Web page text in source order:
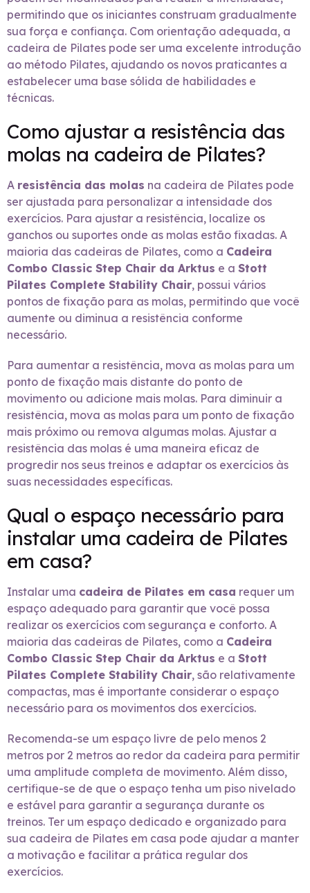
permitindo que os iniciantes construam gradualmente
sua força e confiança. Com orientação adequada, a
cadeira de Pilates pode ser uma excelente introdução
ao método Pilates, ajudando os novos praticantes a
estabelecer uma base sólida de habilidades e
técnicas.
Como ajustar a resistência das
molas na cadeira de Pilates?
A resistência das molas na cadeira de Pilates pode
ser ajustada para personalizar a intensidade dos
exercícios. Para ajustar a resistência, localize os
ganchos ou suportes onde as molas estão fixadas. A
maioria das cadeiras de Pilates, como a Cadeira
Combo Classic Step Chair da Arktus e a Stott
Pilates Complete Stability Chair, possui vários
pontos de fixação para as molas, permitindo que você
aumente ou diminua a resistência conforme
necessário.
Para aumentar a resistência, mova as molas para um
ponto de fixação mais distante do ponto de
movimento ou adicione mais molas. Para diminuir a
resistência, mova as molas para um ponto de fixação
mais próximo ou remova algumas molas. Ajustar a
resistência das molas é uma maneira eficaz de
progredir nos seus treinos e adaptar os exercícios às
suas necessidades específicas.
Qual o espaço necessário para
instalar uma cadeira de Pilates
em casa?
Instalar uma cadeira de Pilates em casa requer um
espaço adequado para garantir que você possa
realizar os exercícios com segurança e conforto. A
maioria das cadeiras de Pilates, como a Cadeira
Combo Classic Step Chair da Arktus e a Stott
Pilates Complete Stability Chair, são relativamente
compactas, mas é importante considerar o espaço
necessário para os movimentos dos exercícios.
Recomenda-se um espaço livre de pelo menos 2
metros por 2 metros ao redor da cadeira para permitir
uma amplitude completa de movimento. Além disso,
certifique-se de que o espaço tenha um piso nivelado
e estável para garantir a segurança durante os
treinos. Ter um espaço dedicado e organizado para
sua cadeira de Pilates em casa pode ajudar a manter
a motivação e facilitar a prática regular dos
exercícios.